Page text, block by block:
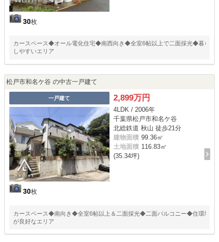
30枚
カースペース◆オール電化住宅◆南西向き◆全室6帖以上で二面採光◆暮ら
しやすいエリア
松戸市和名ケ谷 の中古一戸建て
一戸建て
30枚
2,899万円
4LDK / 2006年
千葉県松戸市和名ケ谷
北総鉄道 秋山 徒歩21分
建物面積 99.36㎡
土地面積 116.83㎡
(35.34坪)
カースペース◆南向き◆全室6帖以上＆二面採光◆二面バルコニー◆住環境
が良好なエリア